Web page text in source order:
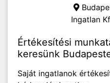
Ingatlan
Értékesítési
keresünk
Saját ingatlanok